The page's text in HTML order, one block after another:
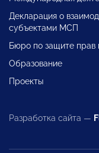
Декларация о
субъектами МСП
Бюро по защите прав
Образование
Проекты
Разработка сайта —